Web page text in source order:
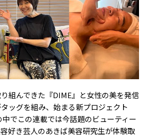
組んできた『DIME』と女性の美を発信
ッグを組み、始まる新プロジェクト
中でこの連載では今話題のビューティー
好き芸人のあきば美容研究生が体験取